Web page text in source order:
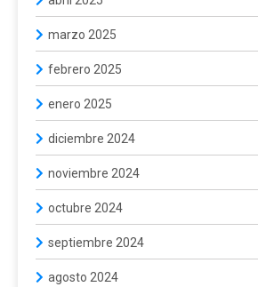
marzo 2025
febrero 2025
enero 2025
diciembre 2024
noviembre 2024
octubre 2024
septiembre 2024
agosto 2024